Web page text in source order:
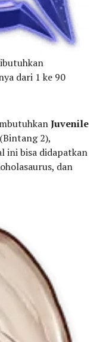
dari 1 ke 90
Juvenile
(Bintang 2),
ini bisa didapatkan
dan